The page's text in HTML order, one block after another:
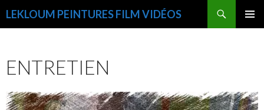
LEKLOUM PEINTURES FILM VIDÉOS
ENTRETIEN